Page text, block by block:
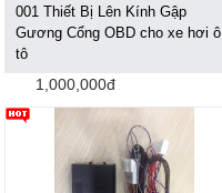
001 Thiết Bị Lên Kính Gập
Gương Cổng OBD cho xe hơi ô
tô
1,000,000đ